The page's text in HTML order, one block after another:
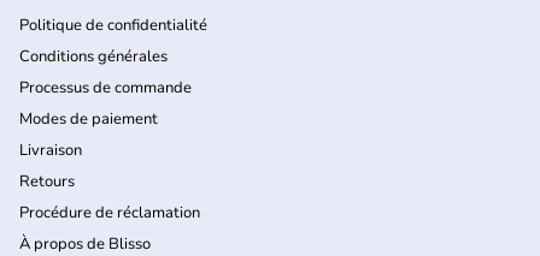
Politique de confidentialité
Conditions générales
Processus de commande
Modes de paiement
Livraison
Retours
Procédure de réclamation
À propos de Blisso